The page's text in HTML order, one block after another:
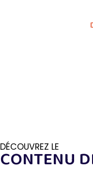
DÉCOUVREZ LE
CONTENU